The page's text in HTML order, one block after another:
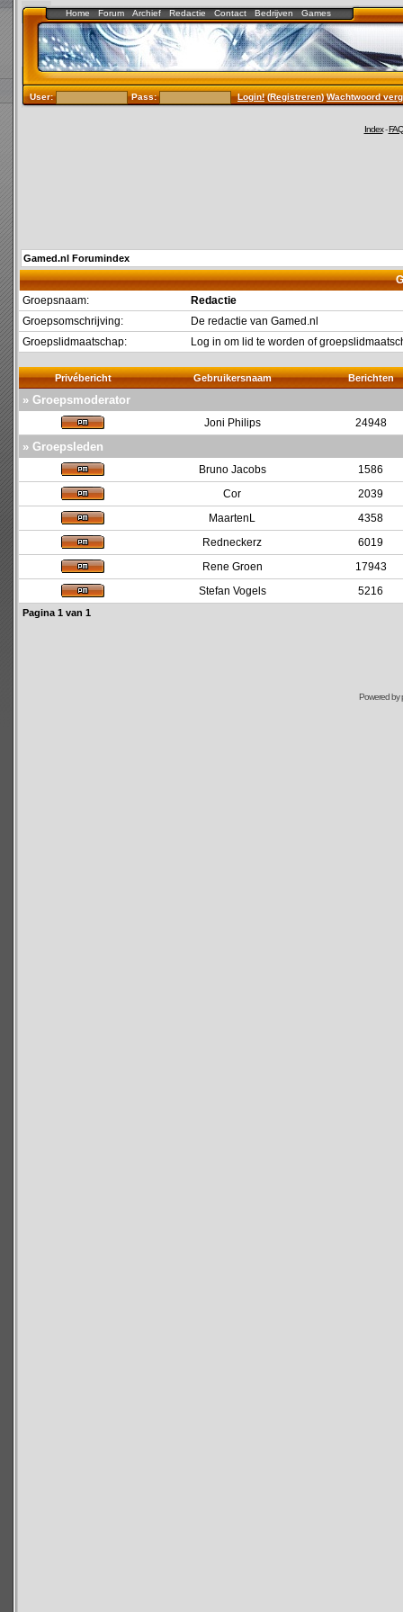
Home Forum Archief Redactie Contact Bedrijven Games
User: Pass: Login!(Registreren)Wachtwoord
Index-FAQ
Gamed.nl Forumindex
Groepsnaam:
Redactie
Groepsomschrijving:
De redactie van Gamed.nl
Groepslidmaatschap:
Log in om lid te worden of
Privébericht Gebruikersnaam Berichten
» Groepsmoderator
Joni Philips 24948
» Groepsleden
Bruno Jacobs
1586
Cor
2039
MaartenL
4358
Redneckerz
6019
Rene Groen
17943
Stefan Vogels
5216
Pagina 1 van 1
Powered by